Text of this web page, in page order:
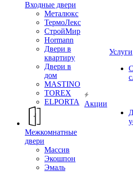
Входные двери
Металюкс
ТермоЛекс
СтройМир
Hormann
Двери в
квартиру
Двери в
дом
MASTINO
TOREX
ELPORTA
Межкомнатные
двери
Массив
Экошпон
Эмаль
Акции
Услуги